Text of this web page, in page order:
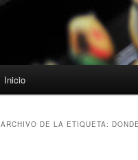
Inicio
ARCHIVO DE LA ETIQUETA: